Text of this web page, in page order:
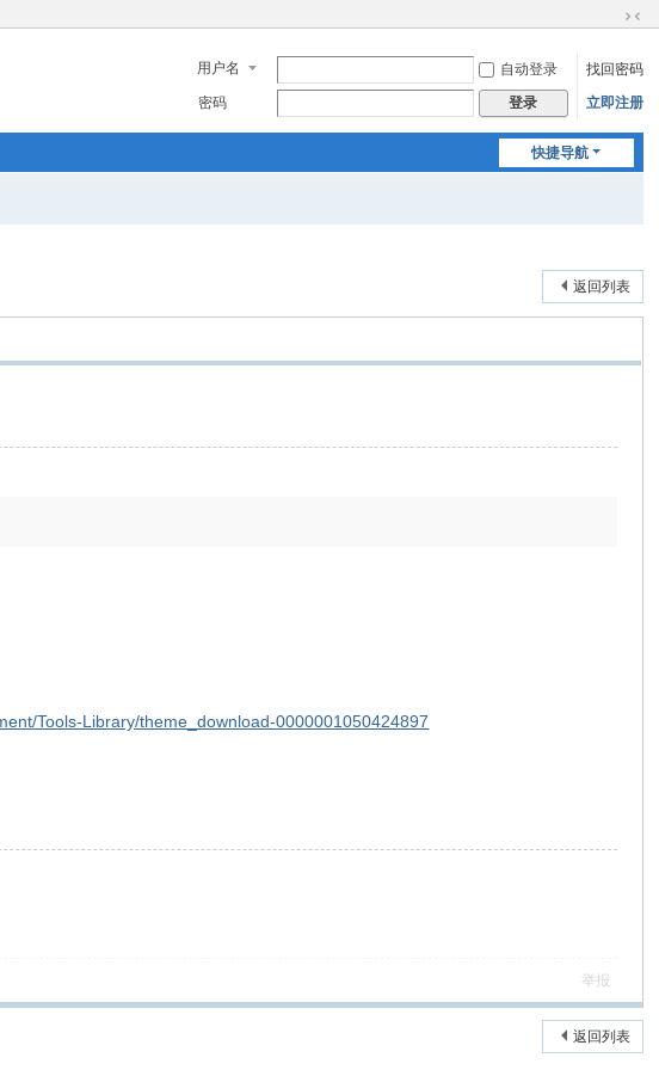
换
到
窄
用户名 自动登录
找回密码
密码
登录 立即注册
快捷导航
返回列表
Tools-Library/theme_download-0000001050424897
举报
返回列表